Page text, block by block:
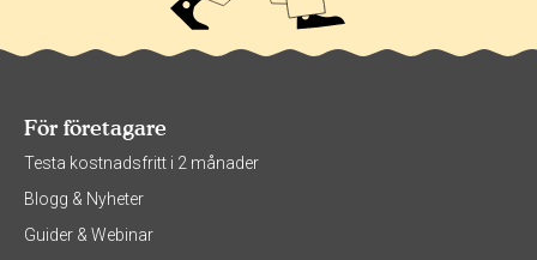
För företagare
Testa kostnadsfritt i 2 månader
Blogg & Nyheter
Guider & Webinar